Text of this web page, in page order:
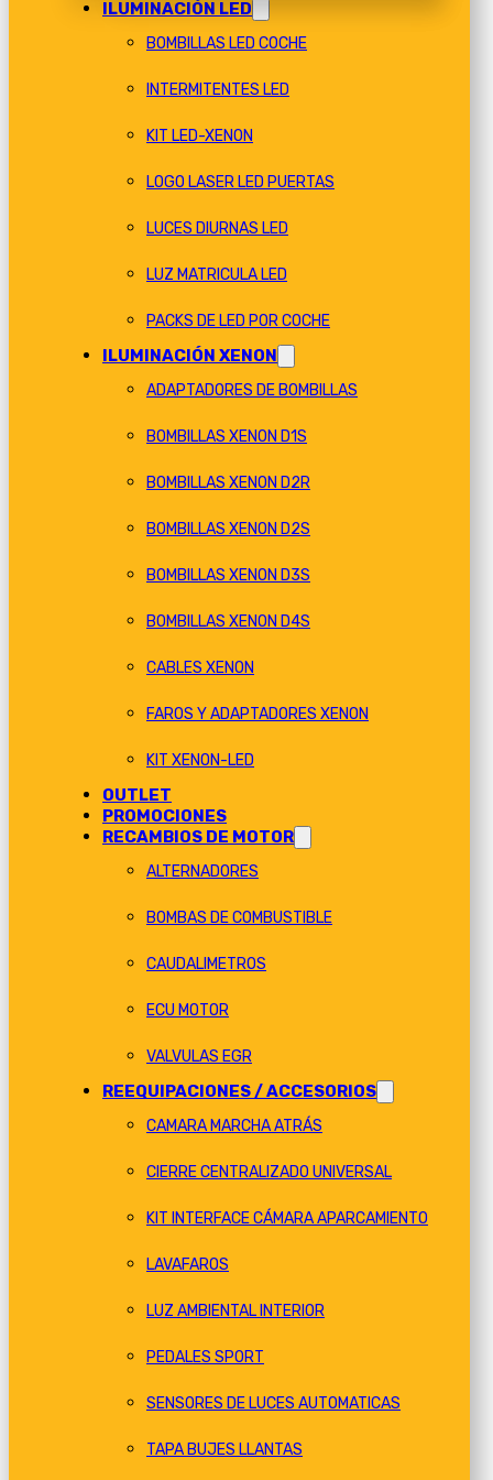
ILUMINACIÓN LED
BOMBILLAS LED COCHE
INTERMITENTES LED
KIT LED-XENON
LOGO LASER LED PUERTAS
LUCES DIURNAS LED
LUZ MATRICULA LED
PACKS DE LED POR COCHE
ILUMINACIÓN XENON
ADAPTADORES DE BOMBILLAS
BOMBILLAS XENON D1S
BOMBILLAS XENON D2R
BOMBILLAS XENON D2S
BOMBILLAS XENON D3S
BOMBILLAS XENON D4S
CABLES XENON
FAROS Y ADAPTADORES XENON
KIT XENON-LED
OUTLET
PROMOCIONES
RECAMBIOS DE MOTOR
ALTERNADORES
BOMBAS DE COMBUSTIBLE
CAUDALIMETROS
ECU MOTOR
VALVULAS EGR
REEQUIPACIONES / ACCESORIOS
CAMARA MARCHA ATRÁS
CIERRE CENTRALIZADO UNIVERSAL
KIT INTERFACE CÁMARA APARCAMIENTO
LAVAFAROS
LUZ AMBIENTAL INTERIOR
PEDALES SPORT
SENSORES DE LUCES AUTOMATICAS
TAPA BUJES LLANTAS